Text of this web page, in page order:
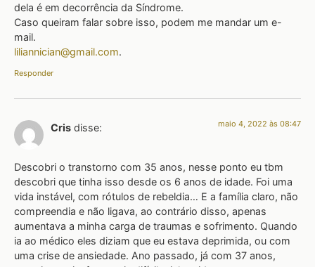
dela é em decorrência da Síndrome.
Caso queiram falar sobre isso, podem me mandar um e-
mail.
liliannician@gmail.com.
Responder
Cris disse: maio 4, 2022 às 08:47
Descobri o transtorno com 35 anos, nesse ponto eu tbm
descobri que tinha isso desde os 6 anos de idade. Foi uma
vida instável, com rótulos de rebeldia… E a família claro, não
compreendia e não ligava, ao contrário disso, apenas
aumentava a minha carga de traumas e sofrimento. Quando
ia ao médico eles diziam que eu estava deprimida, ou com
uma crise de ansiedade. Ano passado, já com 37 anos,